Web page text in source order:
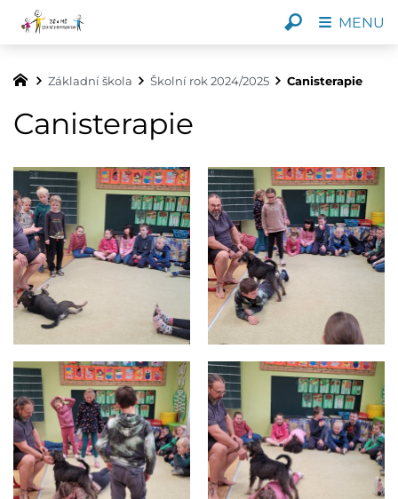
Základní škola Školní rok 2024/2025 Canisterapie
Canisterapie
MENU